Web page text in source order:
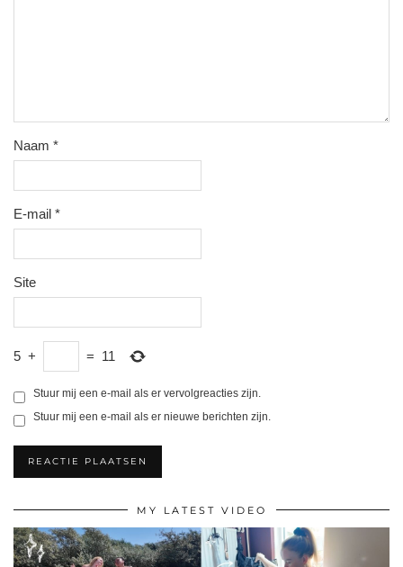
Naam *
E-mail *
Site
5 + = 11
Stuur mij een e-mail als er vervolgreacties zijn.
Stuur mij een e-mail als er nieuwe berichten zijn.
MY LATEST VIDEO